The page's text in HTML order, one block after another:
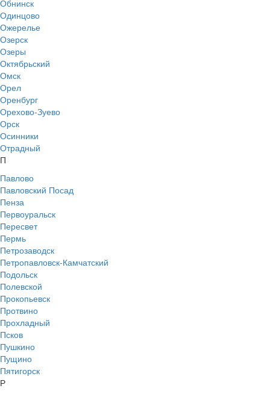
Обнинск
Одинцово
Ожерелье
Озерск
Озеры
Октябрьский
Омск
Орел
Оренбург
Орехово-Зуево
Орск
Осинники
Отрадный
П
Павлово
Павловский Посад
Пенза
Первоуральск
Пересвет
Пермь
Петрозаводск
Петропавловск-Камчатский
Подольск
Полевской
Прокопьевск
Протвино
Прохладный
Псков
Пушкино
Пущино
Пятигорск
Р